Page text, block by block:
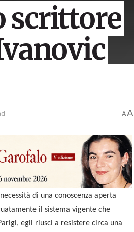
scrittore
AA
di una conoscenza aperta
il sistema vigente che
egli riuscì a resistere circa una